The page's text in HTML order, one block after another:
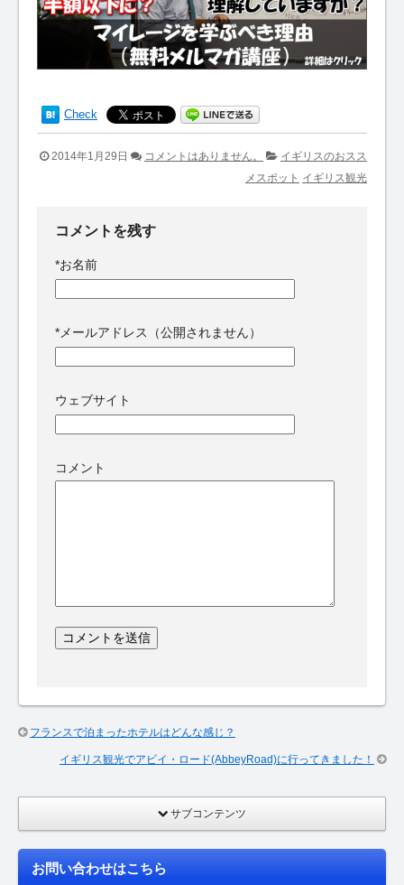
Check
2014年1月29日 コメントはありません。
イギリスのおスス
メスポット イギリス観光
コメントを残す
*お名前
* メールアドレス（公開されません）
ウェブサイト
コメント
フランスで泊まったホテルはどんな感じ？
イギリス観光でアビイ・ロード(AbbeyRoad)に行ってきました！
サブコンテンツ
お問い合わせはこちら